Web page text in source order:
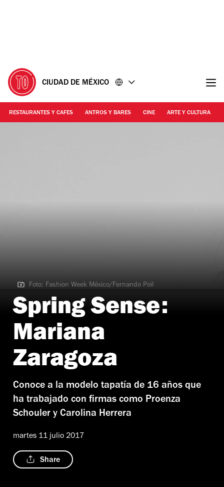
CIUDAD DE MÉXICO
RESTAURANTES Y CAFES ANTROS Y BARES CINE ARTE Y CULTURA
Foto: Fashion Week México/Fernando Poil
Foto: Fashion Week México/Fernando Poil
Spring Sense:
Mariana
Zaragoza
Conoce a la modelo tapatía de 16 años que
ha trabajado con firmas como Proenza
Schouler y Carolina Herrera
martes 11 julio 2017
Share